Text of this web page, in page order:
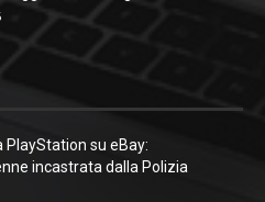
su eBay:
incastrata dalla Polizia